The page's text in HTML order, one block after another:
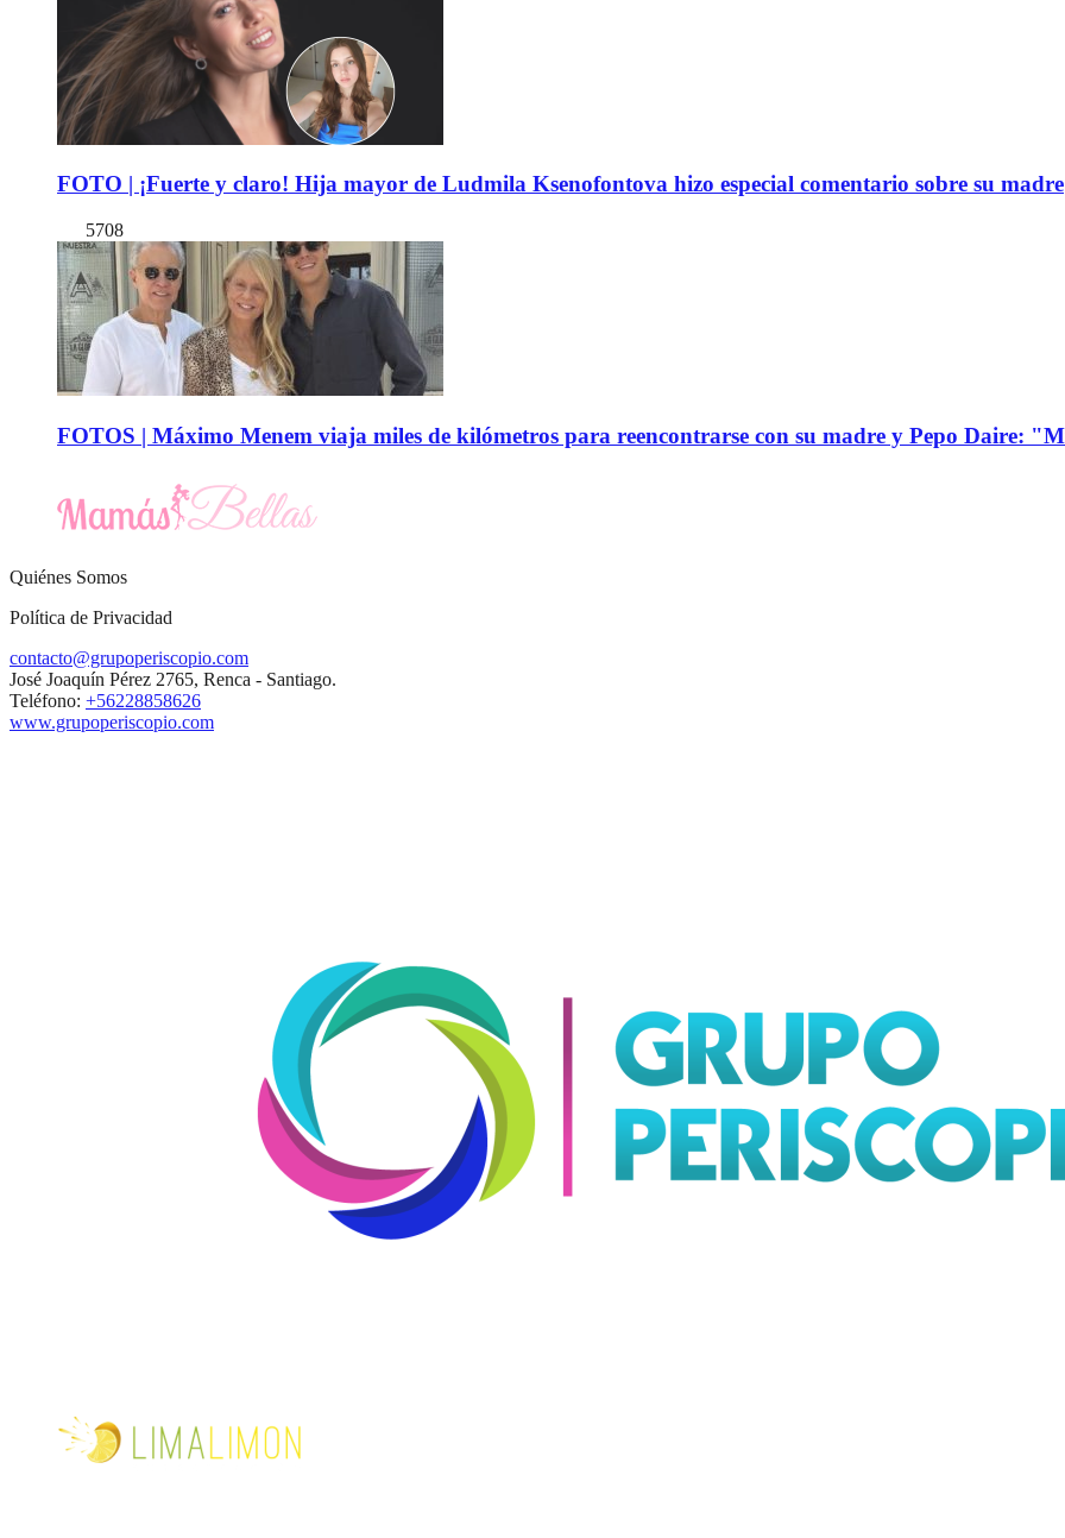
FOTO | ¡Fuerte y claro! Hija mayor de Ludmila Ksenofontova hizo especial comentario sobre su madre
5708
FOTOS | Máximo Menem viaja miles de kilómetros para reencontrarse con su madre y Pepo Daire:
Quiénes Somos
Política de Privacidad
contacto@grupoperiscopio.com
José Joaquín Pérez 2765, Renca - Santiago.
Teléfono: +56228858626
www.grupoperiscopio.com